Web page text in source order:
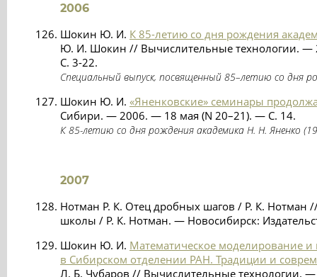
2006
Шокин Ю. И. К 85-летию со дня рождения
Ю. И. Шокин // Вычислительные технологии. —
С. 3-22.
Специальный выпуск, посвященный 85–летию со дня
Шокин Ю. И. «Яненковские» семинары
Сибири. — 2006. — 18 мая (N 20–21). — С. 14.
К 85-летию со дня рождения академика Н. Н. Яненко
2007
Нотман Р. К. Отец дробных шагов / Р. К. Нотман
школы / Р. К. Нотман. — Новосибирск:
Шокин Ю. И. Математическое моделирование
в Сибирском отделении РАН. Традиции и
Л. Б. Чубаров // Вычислительные технологии.